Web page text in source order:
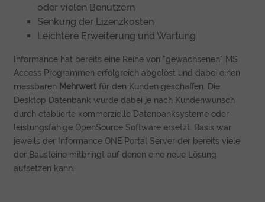
oder vielen Benutzern
Senkung der Lizenzkosten
Leichtere Erweiterung und Wartung
Informance hat bereits eine Reihe von "gewachsenen" MS
Access Programmen erfolgreich abgelöst und dabei einen
messbaren Mehrwertfür den Kunden geschaffen. Die
Desktop Datenbank wurde dabei je nach Kundenwunsch
durch etablierte kommerzielle Datenbanksysteme oder
leistungsfähige OpenSource Software ersetzt. Basis war
jeweils der Informance ONE Portal Server der bereits viele
der Bausteine mitbringt auf denen eine neue Lösung
aufsetzen kann.